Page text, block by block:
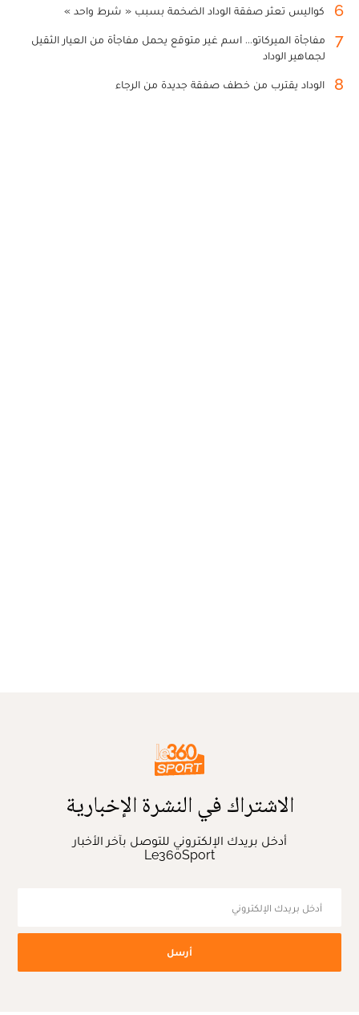
6 كواليس تعثر صفقة الوداد الضخمة بسبب « شرط واحد »
7
مفاجأة الميركاتو... اسم غير متوقع يحمل مفاجأة من العيار الثقيل
لجماهير الوداد
8 الوداد يقترب من خطف صفقة جديدة من الرجاء
الاشتراك في النشرة الإخبارية
أدخل بريدك الإلكتروني للتوصل بآخر الأخبار
Le360Sport
أرسل